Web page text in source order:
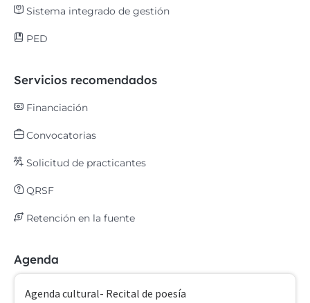
Sistema integrado de gestión
PED
Servicios recomendados
Financiación
Convocatorias
Solicitud de practicantes
QRSF
Retención en la fuente
Agenda
Agenda cultural- Recital de poesía